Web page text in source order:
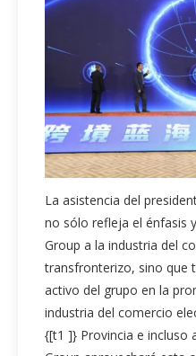
La asistencia del
no sólo refleja el énfasis
Group a la industria del
transfronterizo, sino que
activo del grupo en la
industria del comercio
{[t1 ]} Provincia e incluso